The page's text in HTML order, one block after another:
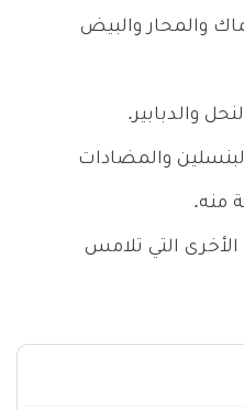
والمحار والبيض
والدبابير.
والمضادات
منه.
التي تلامس